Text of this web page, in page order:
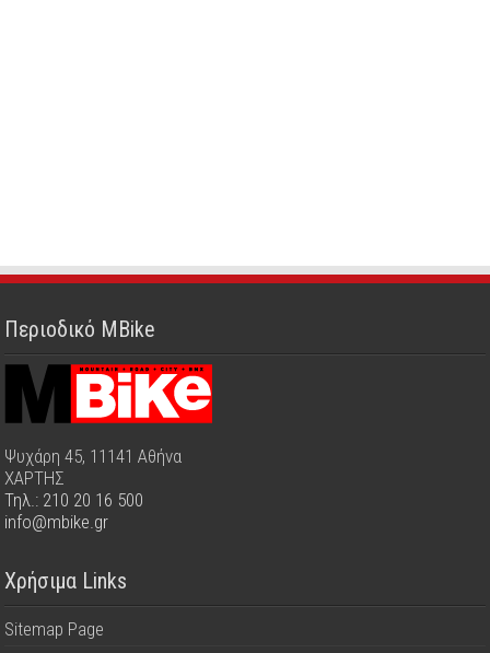
Περιοδικό MBike
Ψυχάρη 45, 11141 Αθήνα
ΧΑΡΤΗΣ
Τηλ.: 210 20 16 500
info@mbike.gr
Χρήσιμα Links
Sitemap Page